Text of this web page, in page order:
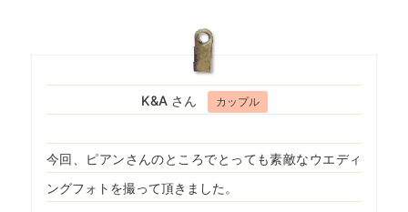
K&A さん カップル
今回、ピアンさんのところでとっても素敵なウエディ
ングフォトを撮って頂きました。